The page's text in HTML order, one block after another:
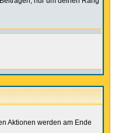
Aktionen werden am Ende